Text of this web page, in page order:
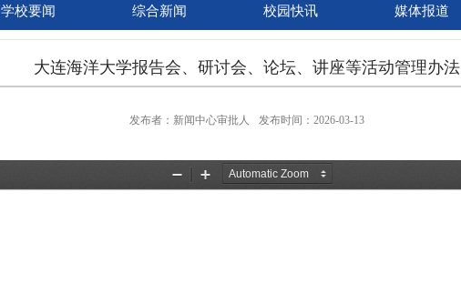
学校要闻 综合新闻 校园快讯 媒体报道
大连海洋大学报告会、研讨会、论坛、讲座等活动管理办法
发布者：新闻中心审批人 发布时间：2026-03-13